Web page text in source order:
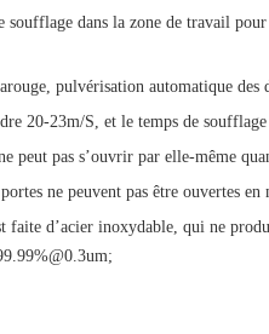
dans la zone de travail
pulvérisation automatique des
20-23m/S, et le temps de soufflage
peut pas s’ouvrir par elle-même
ne peuvent pas être ouvertes
d’acier inoxydable, qui ne